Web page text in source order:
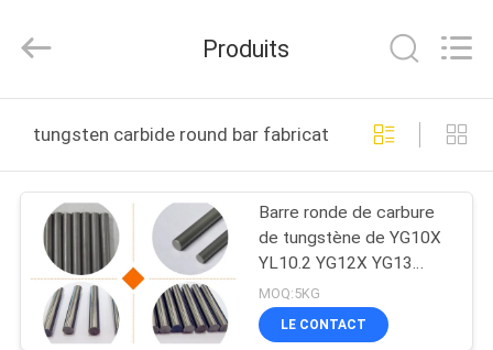
PRODUITS
SUJET
Cemented
Carbide
All
Reserved.
Produits
tungsten carbide round bar fabrication en ligne
Barre ronde de carbure
de tungstène de YG10X
YL10.2 YG12X YG13
YG15 pour des bavures
MOQ:5KG
LE CONTACT